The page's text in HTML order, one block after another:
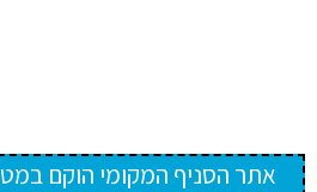
אתר הסניף המקומי הוקם